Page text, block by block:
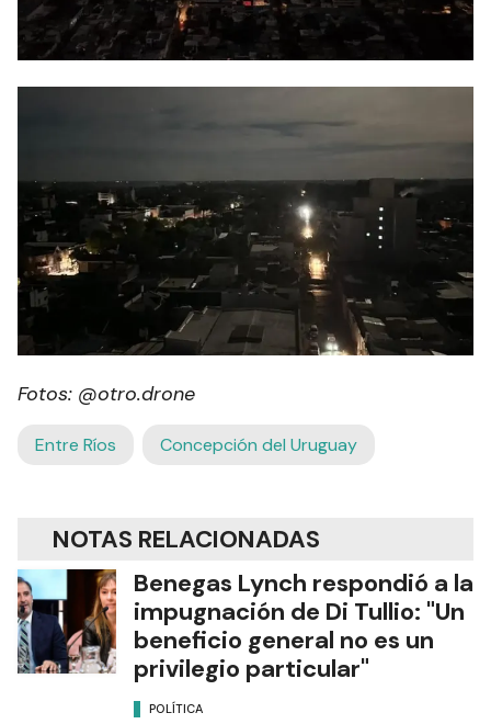
Fotos: @otro.drone
Entre Ríos Concepción del Uruguay
NOTAS RELACIONADAS
Benegas Lynch respondió a la
impugnación de Di Tullio: "Un
beneficio general no es un
privilegio particular"
POLÍTICA